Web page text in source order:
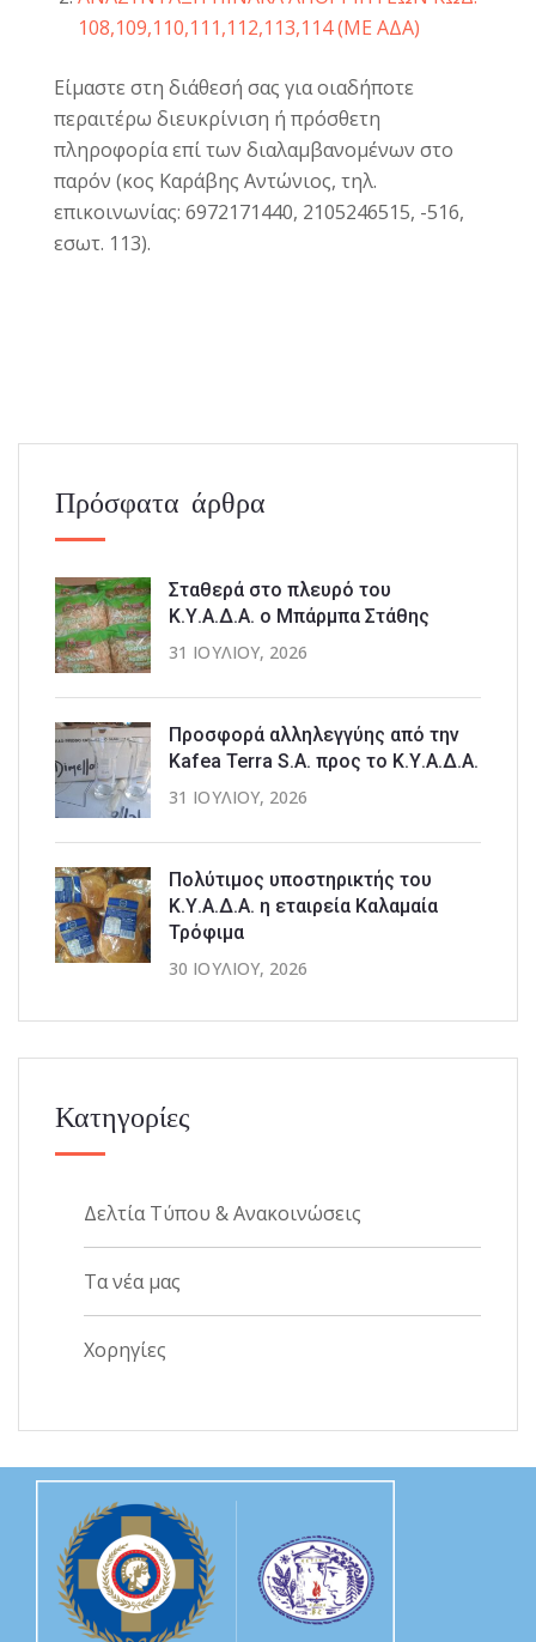
108,109,110,111,112,113,114 (ΜΕ ΑΔΑ)
Είμαστε στη διάθεσή σας για οιαδήποτε
περαιτέρω διευκρίνιση ή πρόσθετη
πληροφορία επί των διαλαμβανομένων στο
παρόν (κος Καράβης Αντώνιος, τηλ.
επικοινωνίας: 6972171440, 2105246515, -516,
εσωτ. 113).
Πρόσφατα άρθρα
Σταθερά στο πλευρό του
Κ.Υ.Α.Δ.Α. ο Μπάρμπα Στάθης
31 ΙΟΥΛΊΟΥ, 2026
Προσφορά αλληλεγγύης από την
Kafea Terra S.A. προς το Κ.Υ.Α.Δ.Α.
31 ΙΟΥΛΊΟΥ, 2026
Πολύτιμος υποστηρικτής του
Κ.Υ.Α.Δ.Α. η εταιρεία Καλαμαία
Τρόφιμα
30 ΙΟΥΛΊΟΥ, 2026
Κατηγορίες
Δελτία Τύπου & Ανακοινώσεις
Τα νέα μας
Χορηγίες